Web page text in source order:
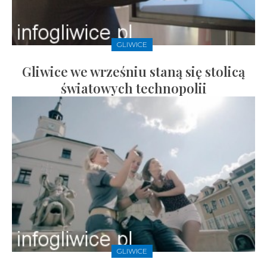
GLIWICE
Gliwice we wrześniu staną się stolicą
światowych technopolii
GLIWICE